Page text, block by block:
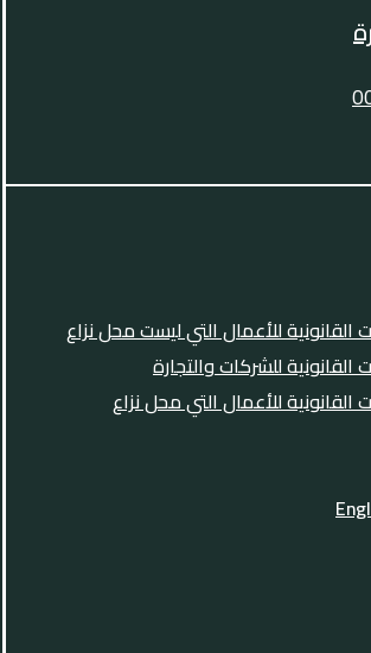
القانونية للأعمال التي ليست محل نزاع
القانونية للشركات والتجارة
القانونية للأعمال التي محل نزاع